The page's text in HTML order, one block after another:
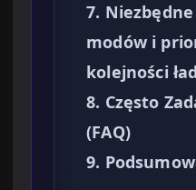
7.
modów i
kolejności
8. Często
(FAQ)
9.